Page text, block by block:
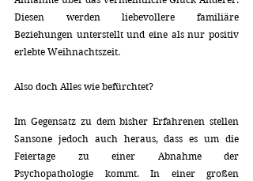
Diesen werden liebevollere familiäre
Beziehungen unterstellt und eine als nur positiv
erlebte Weihnachtszeit.
Also doch Alles wie befürchtet?
Im Gegensatz zu dem bisher Erfahrenen stellen
Sansone jedoch auch heraus, dass es um die
Feiertage zu einer Abnahme der
Psychopathologie kommt. In einer großen